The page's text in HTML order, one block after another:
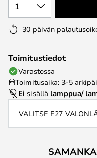
1
30 päivän
Toimitustiedot
Varastossa
Toimitusaika: 3-5
Ei sisällä lamppua/
VALITSE E27